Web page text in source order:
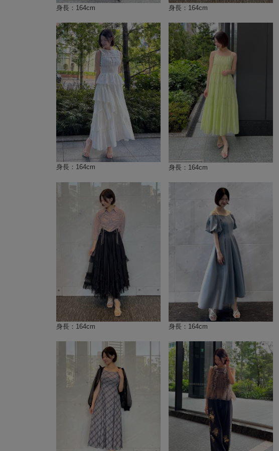
身長：164cm 身長：164cm
身長：164cm 身長：164cm
身長：164cm 身長：164cm